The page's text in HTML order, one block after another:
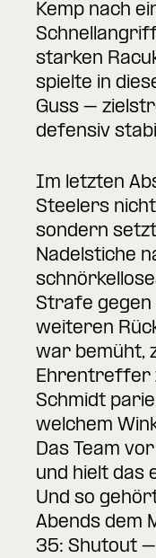
Kemp nach
starken
spielte in
Guss –
defensiv
Im letzten
Steelers
sondern
Nadelstiche
Strafe gegen
weiteren
war bemüht,
Ehrentreffer
Schmidt
welchem
Das Team
und hielt das
Und so
Abends dem
35: Shutout